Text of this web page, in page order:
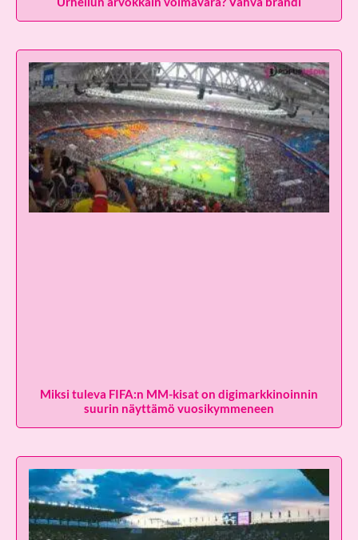
Miksi tuleva FIFA:n MM-kisat on digimarkkinoinnin
suurin näyttämö vuosikymmeneen